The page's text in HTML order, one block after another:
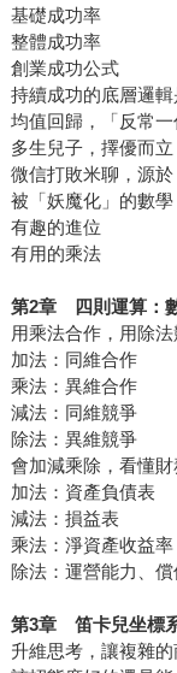
基礎成功率
整體成功率
創業成功公式
持續成功的底層邏
均值回歸，「反常一
多生兒子，擇優而立
微信打敗米聊，源於
被「妖魔化」的數
有趣的進位
有用的乘法
第2章 四則運算：
用乘法合作，用除
加法：同維合作
乘法：異維合作
減法：同維競爭
除法：異維競爭
會加減乘除，看懂
加法：資產負債表
減法：損益表
乘法：淨資產收益率
除法：運營能力、
第3章 笛卡兒坐標
升維思考，讓複雜